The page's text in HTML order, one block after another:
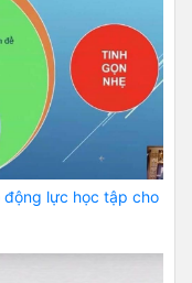
lực học tập cho